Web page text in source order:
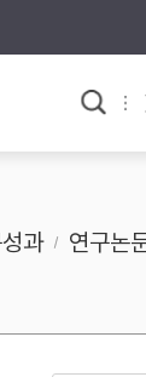
본
과 연구논